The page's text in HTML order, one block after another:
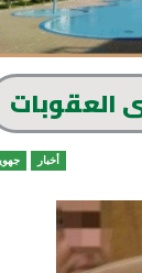
العقوبات
أخبار